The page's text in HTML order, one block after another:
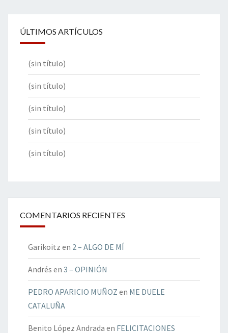
ÚLTIMOS ARTÍCULOS
(sin título)
(sin título)
(sin título)
(sin título)
(sin título)
COMENTARIOS RECIENTES
Garikoitz en 2 – ALGO DE MÍ
Andrés en 3 – OPINIÓN
PEDRO APARICIO MUÑOZ en ME DUELE
CATALUÑA
Benito López Andrada en FELICITACIONES